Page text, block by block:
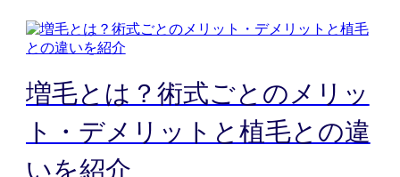
0120-17-7109
ご契約者様
増毛とは？術式ごとのメリッ
ト・デメリットと植毛との違
いを紹介